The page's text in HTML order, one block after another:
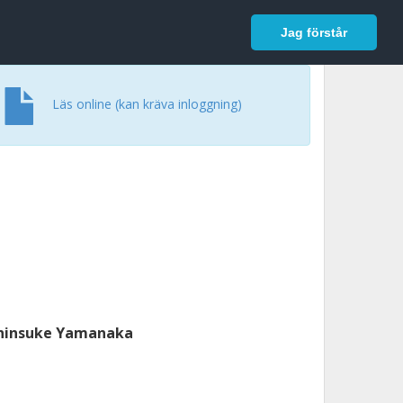
Jag förstår
Logga in
Läs online (kan kräva inloggning)
Yamanaka